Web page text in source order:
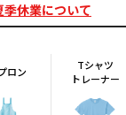
休業について
ロン
Tシャツ
トレーナー